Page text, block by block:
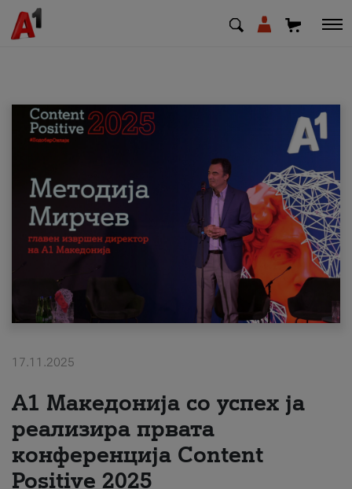
МК EN
Приватни Деловни
Поддршка
Надополни кредит
#ПодобарОнлајн
17.11.2025
А1 Македонија со успех ја
реализира првата
конференција Content
Positive 2025